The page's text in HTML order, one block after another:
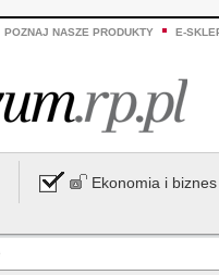
POZNAJ NASZE PRODUKTY E-
Ekonomia i biznes